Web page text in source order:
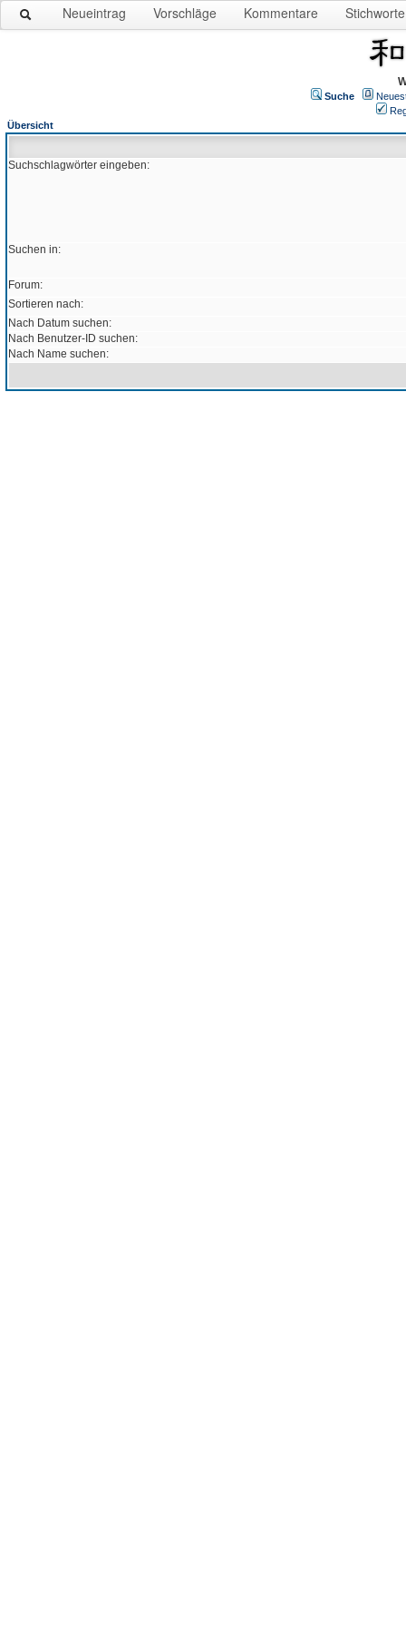
Neueintrag Vorschläge Kommentare Stichworte
Suche
Übersicht
Suchschlagwörter eingeben:
Suchen in:
Forum:
Sortieren nach:
Nach Datum suchen:
Nach Benutzer-ID suchen:
Nach Name suchen: